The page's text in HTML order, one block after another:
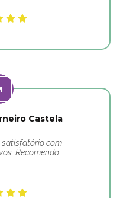
Castela
satisfatório com
Recomendo.